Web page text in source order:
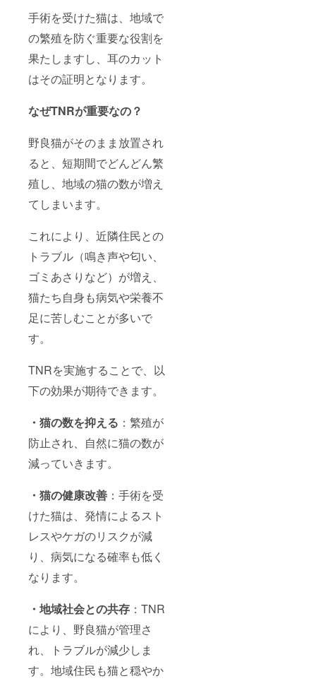
手術を受けた猫は、地域で
の繁殖を防ぐ重要な役割を
果たしますし、耳のカット
はその証明となります。
なぜTNRが重要なの？
野良猫がそのまま放置され
ると、短期間でどんどん繁
殖し、地域の猫の数が増え
てしまいます。
これにより、近隣住民との
トラブル（鳴き声や匂い、
ゴミあさりなど）が増え、
猫たち自身も病気や栄養不
足に苦しむことが多いで
す。
TNRを実施することで、以
下の効果が期待できます。
・猫の数を抑える ：繁殖が
防止され、自然に猫の数が
減っていきます。
・猫の健康改善 ：手術を受
けた猫は、発情によるスト
レスやケガのリスクが減
り、病気になる確率も低く
なります。
・地域社会との共存 ：TNR
により、野良猫が管理さ
れ、トラブルが減少しま
す。地域住民も猫と穏やか